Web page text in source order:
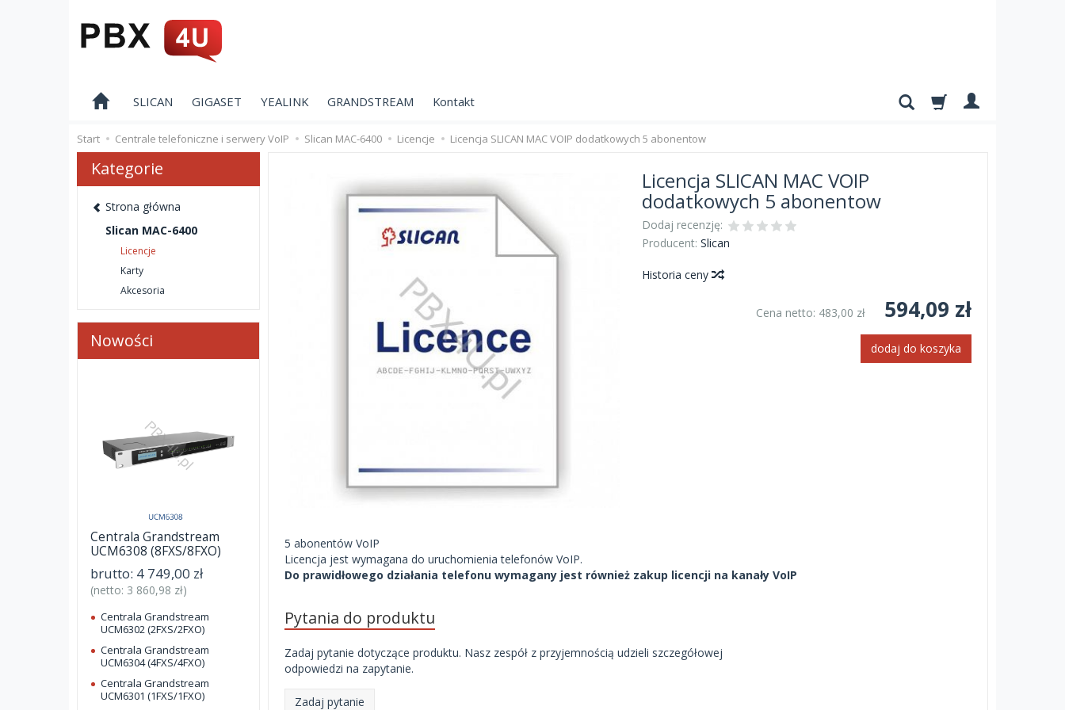
SLICAN GIGASET YEALINK GRANDSTREAM Kontakt
Start Centrale telefoniczne i serwery VoIP Slican MAC-6400 Licencje Licencja SLICAN MAC VOIP dodatkowych 5 abonentow
Licencja SLICAN MAC VOIP
dodatkowych 5 abonentow
Dodaj recenzję:
Producent: Slican
Historia ceny
Cena netto: 483,00 zł 594,09 zł
dodaj do koszyka
5 abonentów VoIP
Licencja jest wymagana do uruchomienia telefonów VoIP.
Do prawidłowego działania telefonu wymagany jest również zakup licencji na kanały VoIP
Pytania do produktu
Zadaj pytanie dotyczące produktu. Nasz zespół z przyjemnością udzieli szczegółowej
odpowiedzi na zapytanie.
Zadaj pytanie
Kategorie
Strona główna
Slican MAC-6400
Licencje
Karty
Akcesoria
Nowości
Centrala Grandstream
UCM6308 (8FXS/8FXO)
brutto: 4 749,00 zł
(netto: 3 860,98 zł)
Centrala Grandstream
UCM6302 (2FXS/2FXO)
Centrala Grandstream
UCM6304 (4FXS/4FXO)
Centrala Grandstream
UCM6301 (1FXS/1FXO)